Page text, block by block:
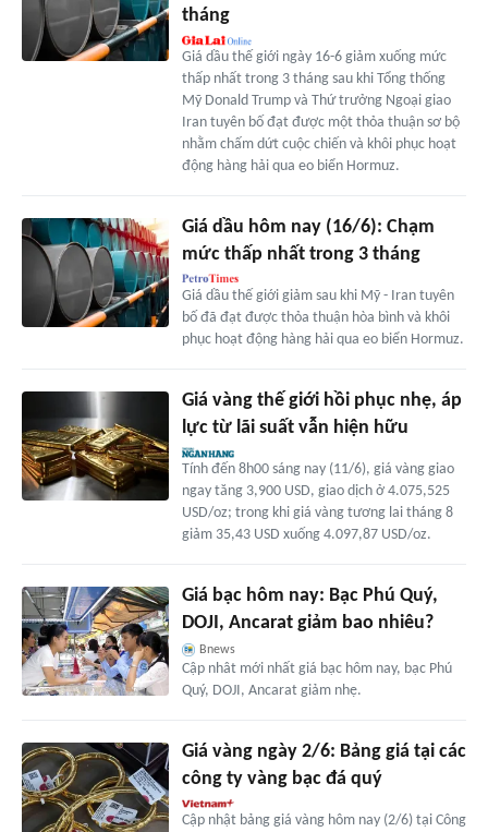
tháng
Giá dầu thế giới ngày 16-6 giảm xuống mức
thấp nhất trong 3 tháng sau khi Tổng thống
Mỹ Donald Trump và Thứ trưởng Ngoại giao
Iran tuyên bố đạt được một thỏa thuận sơ bộ
nhằm chấm dứt cuộc chiến và khôi phục hoạt
động hàng hải qua eo biển Hormuz.
Giá dầu hôm nay (16/6): Chạm
mức thấp nhất trong 3 tháng
Giá dầu thế giới giảm sau khi Mỹ - Iran tuyên
bố đã đạt được thỏa thuận hòa bình và khôi
phục hoạt động hàng hải qua eo biển Hormuz.
Giá vàng thế giới hồi phục nhẹ, áp
lực từ lãi suất vẫn hiện hữu
Tính đến 8h00 sáng nay (11/6), giá vàng giao
ngay tăng 3,900 USD, giao dịch ở 4.075,525
USD/oz; trong khi giá vàng tương lai tháng 8
giảm 35,43 USD xuống 4.097,87 USD/oz.
Giá bạc hôm nay: Bạc Phú Quý,
DOJI, Ancarat giảm bao nhiêu?
Bnews
Cập nhât mới nhất giá bạc hôm nay, bạc Phú
Quý, DOJI, Ancarat giảm nhẹ.
Giá vàng ngày 2/6: Bảng giá tại các
công ty vàng bạc đá quý
Cập nhật bảng giá vàng hôm nay (2/6) tại Công